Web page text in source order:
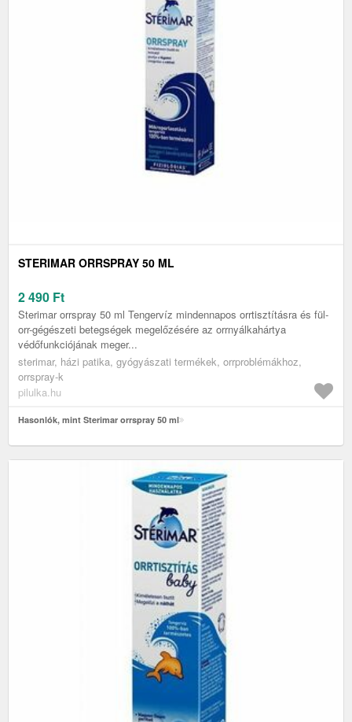
STERIMAR ORRSPRAY 50 ML
2 490 Ft
Sterimar orrspray 50 ml Tengervíz mindennapos orrtisztításra és fül-
orr-gégészeti betegségek megelőzésére az orrnyálkahártya
védőfunkciójának meger...
sterimar, házi patika, gyógyászati termékek, orrproblémákhoz,
orrspray-k
pilulka.hu
Hasonlók, mint Sterimar orrspray 50 ml